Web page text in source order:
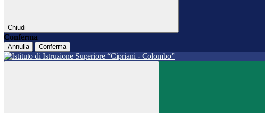
Chiudi
Conferma
Annulla Conferma